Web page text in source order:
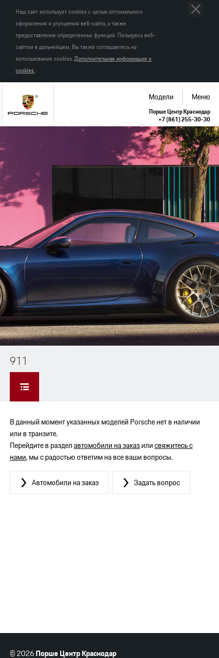
Наш сайт использует cookies с целью оптимального
оформления и улучшения веб-сайта, а также
предоставления определенных функций. Пользуясь веб-
сайтом в дальнейшем, Вы также соглашаетесь на
использование cookies.Дополнительная информация о
cookies.
Модели Меню
Порше Центр Краснодар
+7 (861) 255-30-30
911
В данный момент указанных моделей Porsche нет в наличии
или в транзите.
Перейдите в разделавтомобили на заказилисвяжитесь с
нами, мы с радостью ответим на все ваши вопросы.
Автомобили на заказ Задать вопрос
© 2026Порше Центр Краснодар